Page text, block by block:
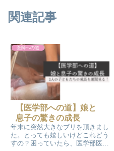
関連記事
医師への道
【医学部への道】娘と
息子の驚きの成長
年末に突然大きなブリを頂きまし
た。とっても嬉しいけどこれどう
すの？困っていたら、医学部医学